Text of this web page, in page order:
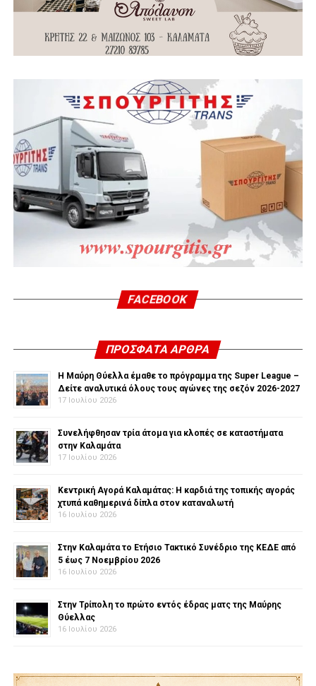
FACEBOOK
ΠΡΌΣΦΑΤΑ ΆΡΘΡΑ
Η Μαύρη Θύελλα έμαθε το πρόγραμμα της Super League –
Δείτε αναλυτικά όλους τους αγώνες της σεζόν 2026-2027
17 Ιουλίου 2026
Συνελήφθησαν τρία άτομα για κλοπές σε καταστήματα
στην Καλαμάτα
17 Ιουλίου 2026
Κεντρική Αγορά Καλαμάτας: Η καρδιά της τοπικής αγοράς
χτυπά καθημερινά δίπλα στον καταναλωτή
16 Ιουλίου 2026
Στην Καλαμάτα το Ετήσιο Τακτικό Συνέδριο της ΚΕΔΕ από
5 έως 7 Νοεμβρίου 2026
16 Ιουλίου 2026
Στην Τρίπολη το πρώτο εντός έδρας ματς της Μαύρης
Θύελλας
16 Ιουλίου 2026